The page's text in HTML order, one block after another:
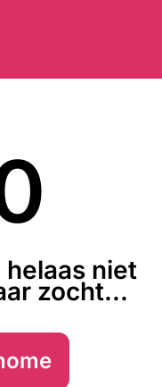
helaas niet
zocht...